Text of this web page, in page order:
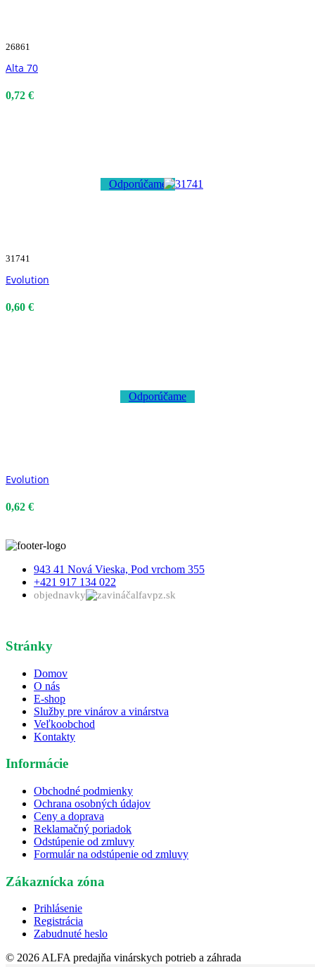
26861
Alta 70
0,72 €
Odporúčame
31741
Evolution
0,60 €
Odporúčame
Evolution
0,62 €
943 41 Nová Vieska, Pod vrchom 355
+421 917 134 022
objednavky alfavpz.sk
Stránky
Domov
O nás
E-shop
Služby pre vinárov a vinárstva
Veľkoobchod
Kontakty
Informácie
Obchodné podmienky
Ochrana osobných údajov
Ceny a doprava
Reklamačný poriadok
Odstúpenie od zmluvy
Formulár na odstúpenie od zmluvy
Zákaznícka zóna
Prihlásenie
Registrácia
Zabudnuté heslo
© 2026 ALFA predajňa vinárskych potrieb a záhrada